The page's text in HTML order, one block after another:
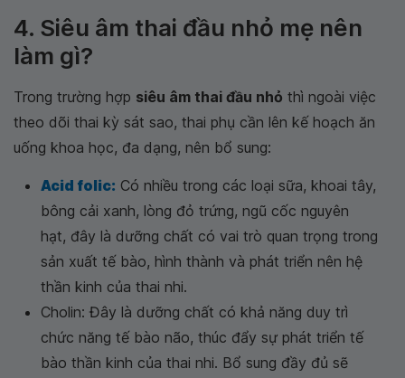
4. Siêu âm thai đầu nhỏ mẹ nên
làm gì?
Trong trường hợp siêu âm thai đầu nhỏ thì ngoài việc
theo dõi thai kỳ sát sao, thai phụ cần lên kế hoạch ăn
uống khoa học, đa dạng, nên bổ sung:
Acid folic: Có nhiều trong các loại sữa, khoai tây,
bông cải xanh, lòng đỏ trứng, ngũ cốc nguyên
hạt, đây là dưỡng chất có vai trò quan trọng trong
sản xuất tế bào, hình thành và phát triển nên hệ
thần kinh của thai nhi.
Cholin: Đây là dưỡng chất có khả năng duy trì
chức năng tế bào não, thúc đẩy sự phát triển tế
bào thần kinh của thai nhi. Bổ sung đầy đủ sẽ